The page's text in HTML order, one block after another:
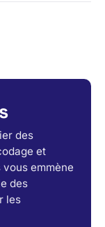
des
et
vous emmène
des
les